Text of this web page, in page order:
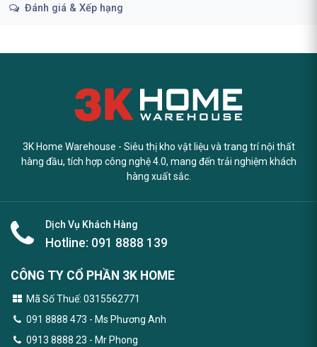
Đánh giá & Xếp hạng
3K Home Warehouse - Siêu thị kho vật liệu và trang trí nội thất
hàng đầu, tích hợp công nghệ 4.0, mang đến trải nghiệm khách
hàng xuất sắc.
Dịch Vụ Khách Hàng
Hotline: 091 8888 139
CÔNG TY CỔ PHẦN 3K HOME
Mã Số Thuế: 0315562771
091 8888 473 - Ms Phương Anh
0913 8888 23 - Mr Phong